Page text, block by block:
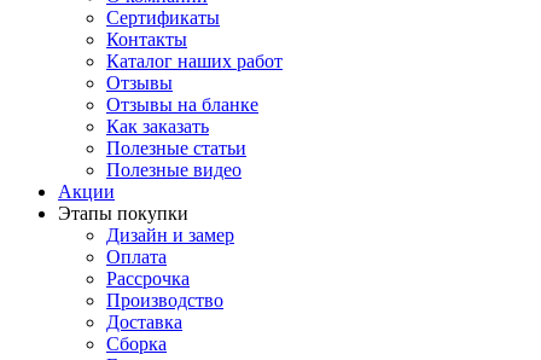
Сертификаты
Контакты
Каталог наших работ
Отзывы
Отзывы на бланке
Как заказать
Полезные статьи
Полезные видео
Акции
Этапы покупки
Дизайн и замер
Оплата
Рассрочка
Производство
Доставка
Сборка